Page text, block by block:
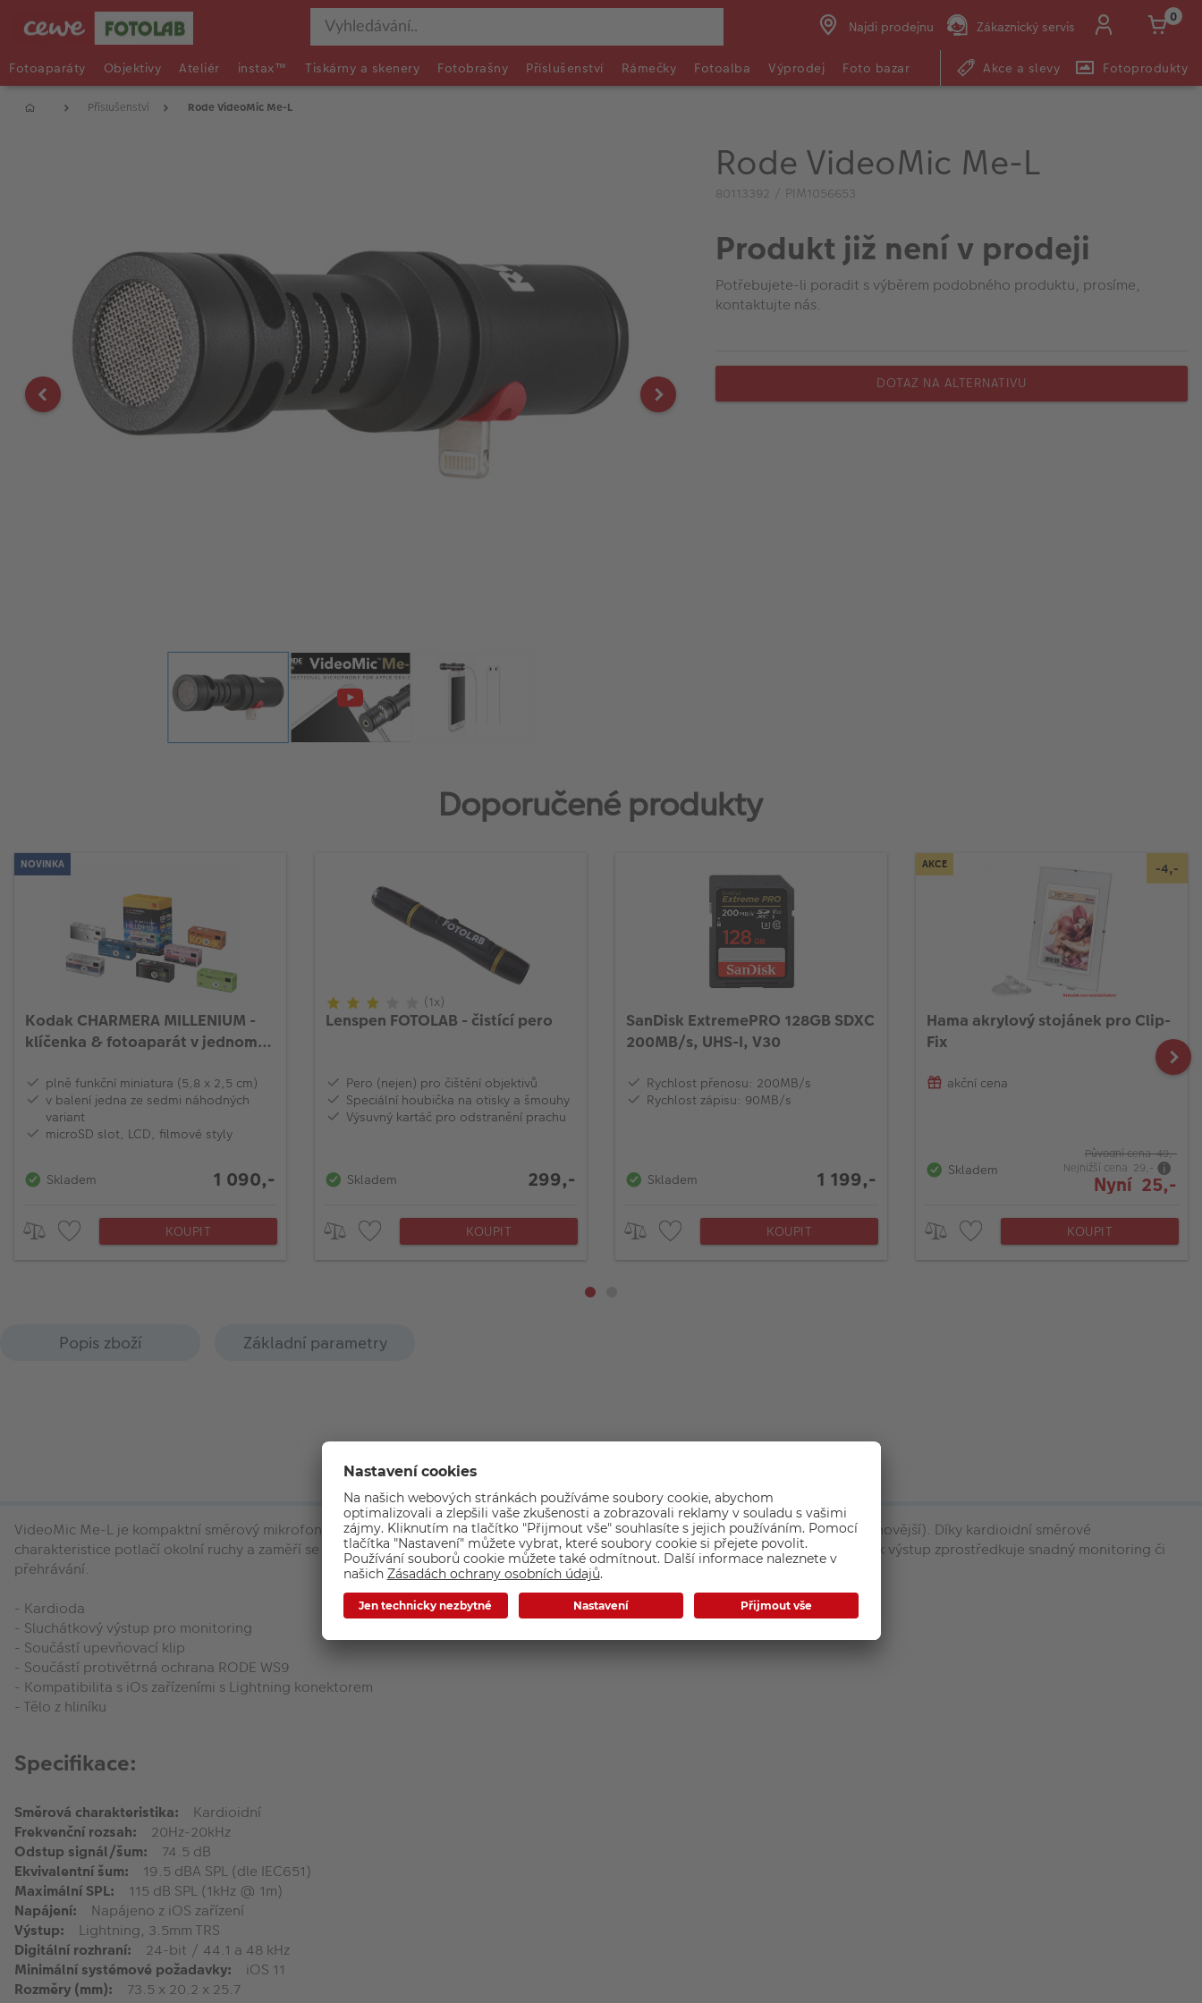
Najdi prodejnu Zákaznický servis
0
Fotoaparáty Objektivy Ateliér instax™ Tiskárny a skenery Fotobrašny Příslušenství Rámečky Fotoalba Výprodej Foto bazar Akce a slevy Fotoprodukty
Příslušenství Rode VideoMic Me-L
Rode VideoMic Me-L
80113392 / PIM1056653
Produkt již není v prodeji
Potřebujete-li poradit s výběrem podobného produktu, prosíme,
kontaktujte nás.
DOTAZ NA ALTERNATIVU
Doporučené produkty
NOVINKA
Kodak CHARMERA MILLENIUM -
klíčenka & fotoaparát v jednom
plně funkční miniatura (5,8 x 2,5 cm)
v balení jedna ze sedmi náhodných
variant
microSD slot, LCD, filmové styly
Skladem 1 090,-
KOUPIT
(1x)
Lenspen FOTOLAB - čistící pero
Pero (nejen) pro čištění objektivů
Speciální houbička na otisky a šmouhy
Výsuvný kartáč pro odstranění prachu
Skladem 299,-
KOUPIT
SanDisk ExtremePRO 128GB SDXC
200MB/s, UHS-I, V30
Rychlost přenosu: 200MB/s
Rychlost zápisu: 90MB/s
Skladem 1 199,-
KOUPIT
AKCE -4,-
Hama akrylový stojánek pro Clip-
Fix
akční cena
Skladem
Původní cena 49,-
Nejnižší cena 29,-
Nyní 25,-
KOUPIT
Popis zboží Základní parametry
VideoMic Me-L je kompaktní směrový mikrofon určený pro přímé použití na zařízeních Apple iOS s rozhraním Lightning (iOS 11 nebo novější). Díky kardioidní směrové
charakteristice potlačí okolní ruchy a zaměří se na to, co natáčíte a zajistí tak vašim videím velmi kvalitní zvuk. Sluchátkový 3,5mm jack výstup zprostředkuje snadný monitoring či
přehrávání.
- Kardioda
- Sluchátkový výstup pro monitoring
- Součástí upevňovací klip
- Součástí protivětrná ochrana RODE WS9
- Kompatibilita s iOs zařízeními s Lightning konektorem
- Tělo z hliníku
Specifikace:
Směrová charakteristika: Kardioidní
Frekvenční rozsah:
20Hz-20kHz
Odstup signál/šum: 74.5 dB
Ekvivalentní šum:
19.5 dBA SPL (dle IEC651)
Maximální SPL: 115 dB SPL (1kHz @ 1m)
Napájení:
Napájeno z iOS zařízení
Výstup:
Lightning, 3.5mm TRS
Digitální rozhraní:
24-bit / 44.1 a 48 kHz
Minimální systémové požadavky: iOS 11
Rozměry (mm):
73.5 x 20.2 x 25.7